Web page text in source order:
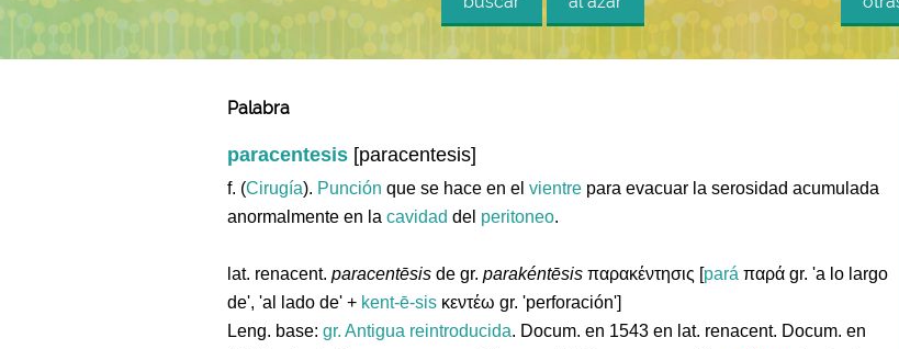
Palabra
paracentesis [paracentesis]
f. (Cirugía). Punción que se hace en el vientre para evacuar la serosidad acumulada
anormalmente en la cavidad del peritoneo.
lat. renacent. paracentēsis de gr. parakéntēsis παρακέντησις [pará παρά gr. 'a lo largo
de', 'al lado de' + kent-ē-sis κεντέω gr. 'perforación']
Leng. base: gr. Antigua reintroducida. Docum. en 1543 en lat. renacent. Docum. en